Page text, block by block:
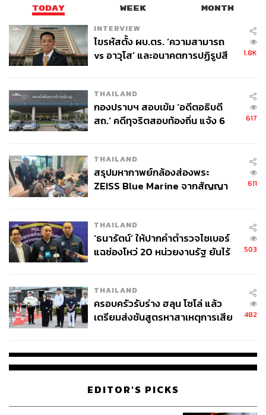
TODAY WEEK MONTH
INTERVIEW
ไขรหัสตั้ง ผบ.ตร. ‘ความสามารถ
vs อาวุโส’ และอนาคตการปฏิรูปสี
1.8K
THAILAND
กองปราบฯ สอบเข้ม ‘อดีตอธิบดี
สถ.’ คดีทุจริตสอบท้องถิ่น แจ้ง 6
617
THAILAND
สรุปมหากาพย์กล้องส่องพระ
ZEISS Blue Marine จากสัญญา
จ่ายหนี้-แอบระบุแบรนด์
611
THAILAND
‘ธนารัตน์’ ให้ปากคำตำรวจไซเบอร์
แฉช่องโหว่ 20 หน่วยงานรัฐ ยันไร้
503
THAILAND
ครอบครัวรับร่าง ฮลุน โซโล่ แล้ว
เตรียมส่งชันสูตรหาสาเหตุการเสีย
482
EDITOR'S PICKS